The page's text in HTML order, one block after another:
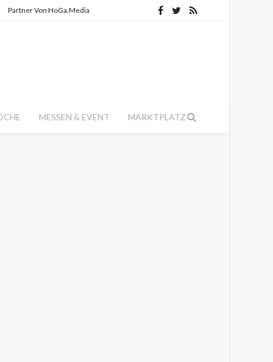
Partner Von HoGa.Media
MESSEN & EVENT MARKTPLATZ